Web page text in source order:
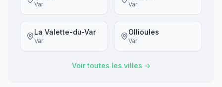
Var Var
La Valette-du-Var
Var
Ollioules
Var
Voir toutes les villes →